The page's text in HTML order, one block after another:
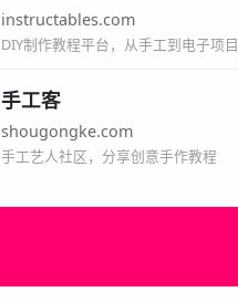
instructables.com
DIY制作教程平台，从手工到电子项目
手工客
shougongke.com
手工艺人社区，分享创意手作教程